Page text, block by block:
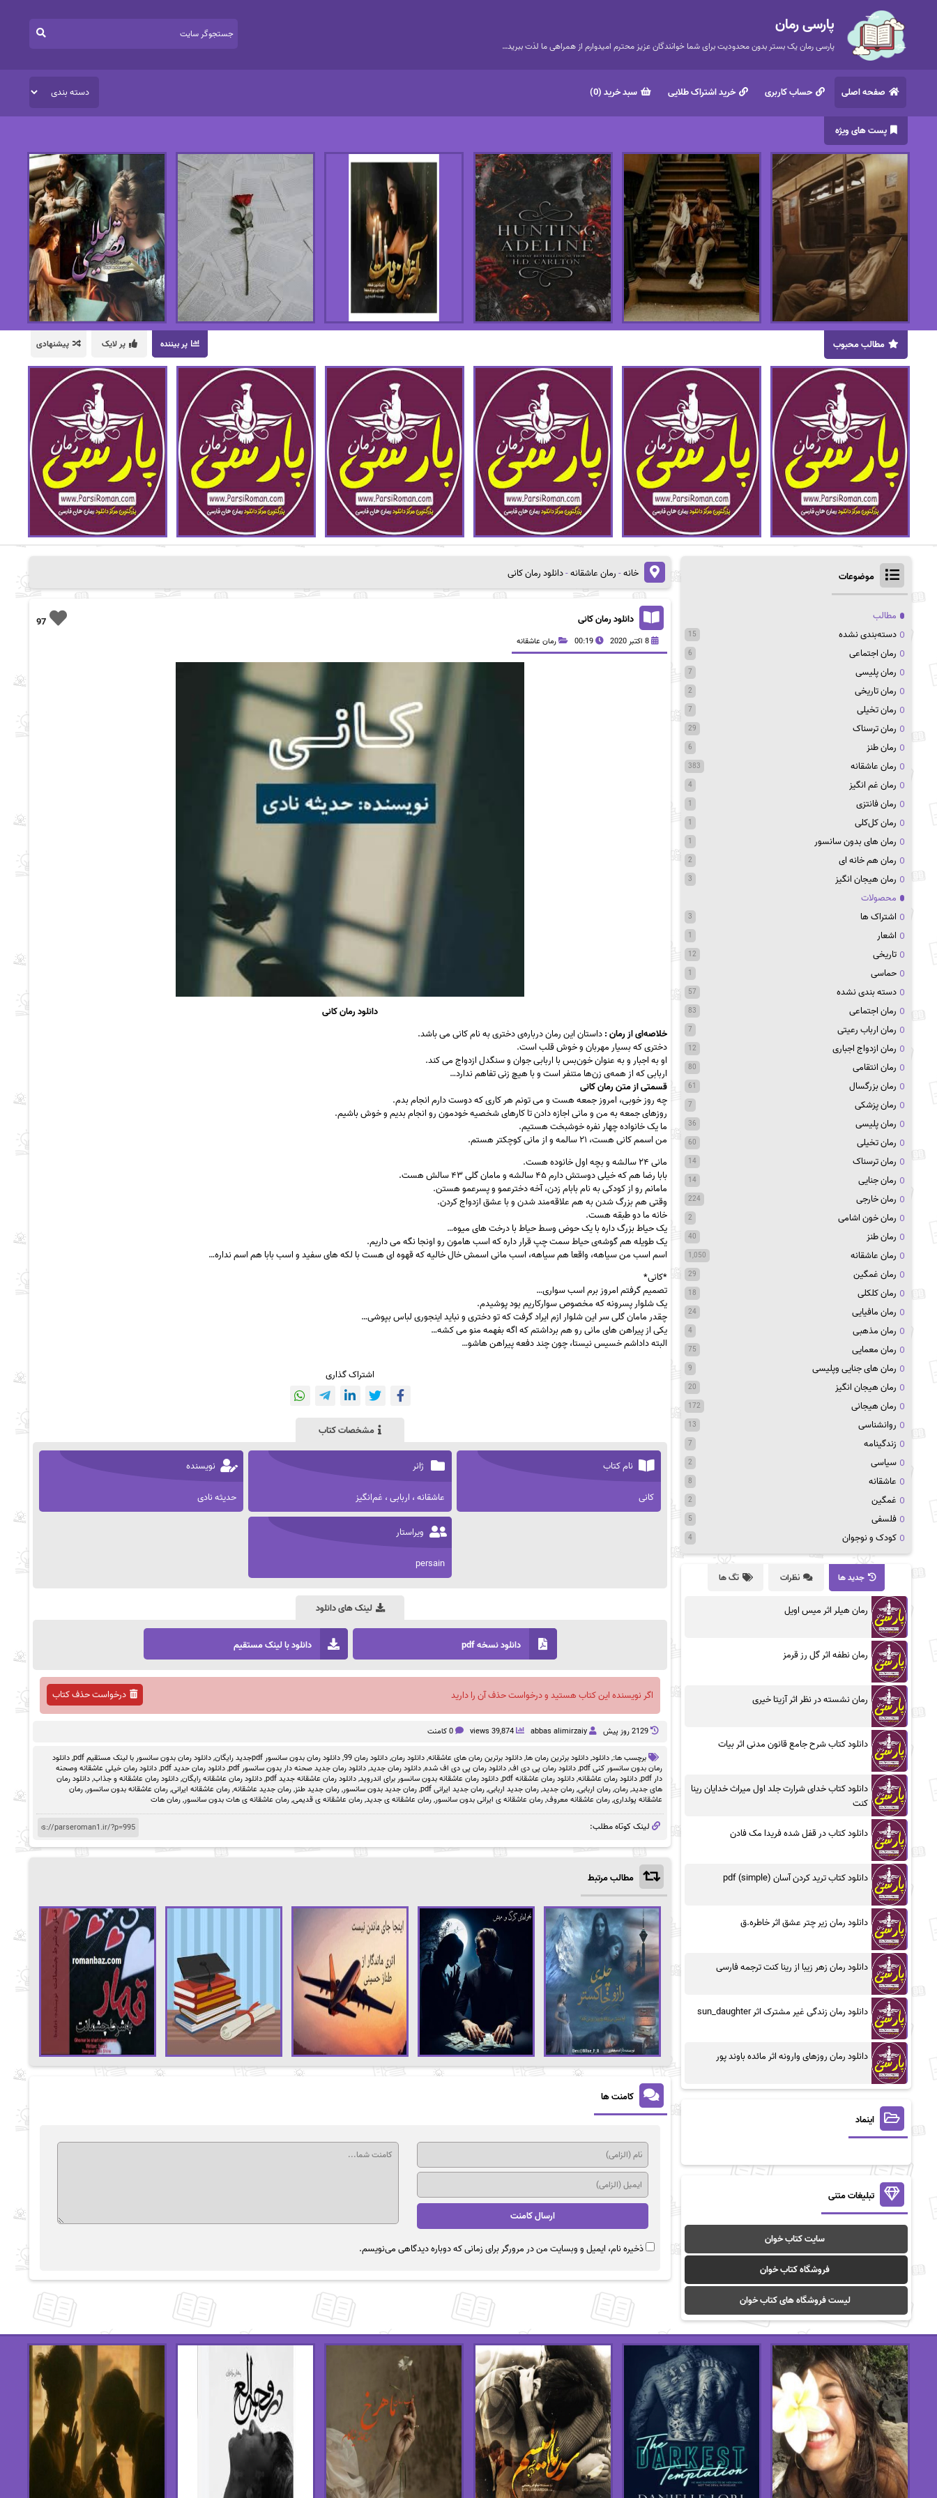
پارسی رمان
پارسی رمان یک بستر بدون محدودیت برای شما خوانندگان عزیز محترم امیدوارم از همراهی ما لذت ببرید…
صفحه اصلی حساب کاربری خرید اشتراک طلایی سبد خرید (0)
پست های ویژه
پر بیننده پر لایک پیشنهادی مطالب محبوب
خانه-رمان عاشقانه-دانلود رمان کانی
97 دانلود رمان کانی
8 اکتبر 2020 00:19 رمان عاشقانه
دانلود رمان کانی
خلاصه‌ای از رمان :داستان این رمان درباره‌ی دختری به نام کانی می باشد.
دختری که بسیار مهربان و خوش قلب است.
او به اجبار و به عنوان خون‌بس با اربابی جوان و سنگدل ازدواج می کند.
اربابی که از همه‌ی زن‌ها متنفر است و با هیچ زنی تفاهم ندارد…
قسمتی از متن رمان کانی
چه روز خوبی، امروز جمعه هست و می تونم هر کاری که دوست دارم انجام بدم.
روزهای جمعه به من و مانی اجازه دادن تا کارهای شخصیه خودمون رو انجام بدیم و خوش باشیم.
ما یک خانواده چهار نفره خوشبخت هستیم.
من اسمم کانی هست، ۲۱ سالمه و از مانی کوچکتر هستم.
مانی ۲۴ سالشه و بچه اول خانوده هست.
بابا رضا هم که خیلی دوستش دارم ۴۵ سالشه و مامان گلی ۴۳ سالش هست.
مامانم رو از کودکی به نام بابام زدن، آخه دخترعمو و پسرعمو هستن.
وقتی هم بزرگ شدن به هم علاقه‌مند شدن و با عشق ازدواج کردن.
خانه ما دو طبقه هست.
یک حیاط بزرگ داره با یک حوض وسط حیاط با درخت های میوه…
یک طویله هم گوشه‌ی حیاط سمت چپ قرار داره که اسب هامون رو اونجا نگه می داریم.
اسم اسب من سیاهه، واقعا هم سیاهه، اسب مانی اسمش خال خالیه که قهوه ای هست با لکه های سفید و اسب بابا هم اسم نداره…
*کانی*
تصمیم گرفتم امروز برم اسب سواری…
یک شلوار پسرونه که مخصوص سوارکاریم بود پوشیدم.
چقدر مامان گلی سر این شلوار ازم ایراد گرفت که تو دختری و نباید اینجوری لباس بپوشی…
یکی از پیراهن های مانی رو هم برداشتم که اگه بفهمه منو می کشه…
البته داداشم خسیس نیستا، چون چند دفعه پیراهن هاشو…
اشتراک گذاری
مشخصات کتاب
نام کتاب
کانی
ژانر
عاشقانه ، اربابی ، غم‌انگیز
نویسنده
حدیثه نادی
ویراستار
persain
لینک های دانلود
دانلود نسخه pdf دانلود با لینک مستقیم
اگر نویسنده این کتاب هستید و درخواست حذف آن را دارید درخواست حذف کتاب
2129 روز پيش abbas alimirzaiy
39,874 views 0 کامنت
برچسب ها:,دانلود,دانلود برترین رمان ها,دانلود برترین رمان های عاشقانه,دانلود رمان,دانلود رمان 99 ,دانلود رمان بدون سانسور pdfجدید رایگان ,دانلود رمان بدون سانسور با لینک مستقیم pdf ,دانلود
رمان بدون سانسور کنی pdf
,دانلود رمان پی دی اف,دانلود رمان پی دی اف شده,دانلود رمان جدید,دانلود رمان جدید صحنه دار بدون سانسور pdf ,دانلود رمان حدید pdf ,دانلود رمان خیلی عاشقانه وصحنه
دار pdf
,دانلود رمان عاشقانه,دانلود رمان عاشقانه pdf ,دانلود رمان عاشقانه بدون سانسور برای اندروید,دانلود رمان عاشقانه جدید pdf ,دانلود رمان عاشقانه رایگان,دانلود رمان عاشقانه و جذاب,دانلود رمان
های جدید,رمان,رمان اربابی,رمان جدید,رمان جدید اربابی,رمان جدید ایرانی pdf ,رمان جدید بدون سانسور,رمان جدید طنز,رمان جدید عاشقانه,رمان عاشقانه ایرانی,رمان عاشقانه بدون سانسور,رمان
عاشقانه پولداری,رمان عاشقانه معروف,رمان عاشقانه ی ایرانی بدون سانسور,رمان عاشقانه ی جدید,رمان عاشقانه ی قدیمی,رمان عاشقانه ی هات بدون سانسور,رمان هات
لینک کوتاه مطلب:
مطالب مرتبط
کامنت ها
ذخیره نام، ایمیل و وبسایت من در مرورگر برای زمانی که دوباره دیدگاهی می‌نویسم.
موضوعات
مطالب
دسته‌بندی نشده
15
رمان اجتماعی 6
رمان پلیسی 7
رمان تاریخی 2
رمان تخیلی 7
رمان ترسناک 29
رمان طنز 6
رمان عاشقانه 383
رمان غم انگیز 4
رمان فانتزی 1
رمان کل‌کلی 1
رمان های بدون سانسور 1
رمان هم خانه ای 2
رمان هیجان انگیز 3
محصولات
اشتراک ها
3
اشعار 1
تاریخی 12
حماسی 1
دسته بندی نشده 57
رمان اجتماعی 83
رمان ارباب رعیتی 7
رمان ازدواج اجباری 12
رمان انتقامی 80
رمان بزرگسال 61
رمان پزشکی 7
رمان پلیسی 36
رمان تخیلی 60
رمان ترسناک 14
رمان جنایی 14
رمان خارجی 224
رمان خون اشامی 2
رمان طنز 40
رمان عاشقانه 1,050
رمان غمگین 29
رمان کلکلی 18
رمان مافیایی 24
رمان مذهبی 4
رمان معمایی 75
رمان های جنایی وپلیسی 9
رمان هیجان انگیز 20
رمان هیجانی 172
روانشناسی 13
زندگینامه 7
سیاسی 2
عاشقانه 8
غمگین 2
فلسفی 5
کودک و نوجوان 4
جدید ها نظرات تگ ها
رمان هیلر اثر میس اویل
رمان نطفه اثر گل رز قرمز
رمان نشسته در نظر اثر آزیتا خیری
دانلود کتاب شرح جامع قانون مدنی اثر بیات
دانلود کتاب خدای شرارت جلد اول میراث خدایان رینا
کنت
دانلود کتاب در قفل شده فریدا مک فادن
دانلود کتاب ترید کردن آسان (simple) pdf
دانلود رمان زیر چتر عشق اثر خاطره.ق
دانلود رمان زهر زیبا از رینا کنت ترجمه فارسی
دانلود رمان زندگی غیر مشترک اثر sun_daughter
دانلود رمان روزهای وارونه اثر مائده باوند پور
اینماد
تبلیغات متنی
سایت کتاب خوان
فروشگاه کتاب خوان
لیست فروشگاه های کتاب خوان